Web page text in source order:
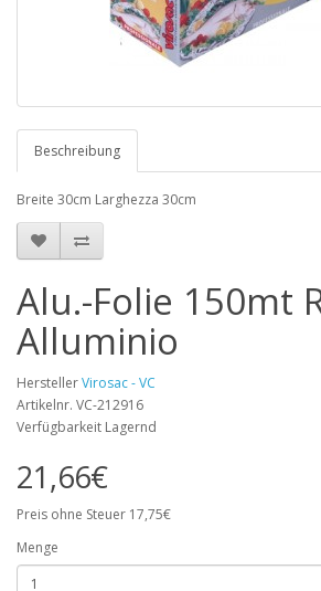
Beschreibung
Breite 30cm Larghezza 30cm
Alu.-Folie 150mt
Alluminio
HerstellerVirosac - VC
Artikelnr. VC-212916
Verfügbarkeit Lagernd
21,66€
Preis ohne Steuer 17,75€
Menge